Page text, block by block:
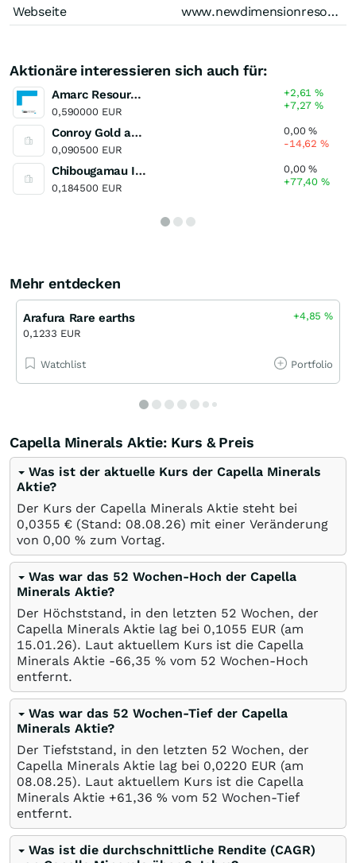
Webseite
www.newdimensionresources.com
Aktionäre interessieren sich auch für:
Amarc Resources
0,590000 EUR
+2,61%
+7,27%
Conroy Gold and Natural Resources
0,090500 EUR
0,00%
-14,62%
Chibougamau Independent Mines
0,184500 EUR
0,00%
+77,40%
Mehr entdecken
Arafura Rare earths
0,1233 EUR
+4,85%
Watchlist Portfolio
Capella Minerals Aktie: Kurs & Preis
Was ist der aktuelle Kurs der Capella Minerals
Aktie?
Der Kurs der Capella Minerals Aktie steht bei
0,0355 € (Stand: 08.08.26) mit einer Veränderung
von 0,00 % zum Vortag.
Was war das 52 Wochen-Hoch der Capella
Minerals Aktie?
Der Höchststand, in den letzten 52 Wochen, der
Capella Minerals Aktie lag bei 0,1055 EUR (am
15.01.26). Laut aktuellem Kurs ist die Capella
Minerals Aktie -66,35 % vom 52 Wochen-Hoch
entfernt.
Was war das 52 Wochen-Tief der Capella
Minerals Aktie?
Der Tiefststand, in den letzten 52 Wochen, der
Capella Minerals Aktie lag bei 0,0220 EUR (am
08.08.25). Laut aktuellem Kurs ist die Capella
Minerals Aktie +61,36 % vom 52 Wochen-Tief
entfernt.
Was ist die durchschnittliche Rendite (CAGR)